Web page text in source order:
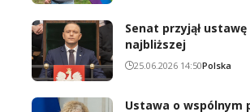
Senat przyjął
najbliższej
25.06.2026 14:50Polska
Ustawa o wspólnym